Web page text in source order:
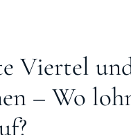
Viertel
– Wo